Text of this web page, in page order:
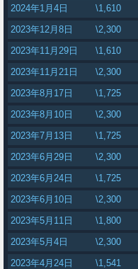
2024年1月4日
\1,610
2023年12月8日
\2,300
2023年11月29日
\1,610
2023年11月21日
\2,300
2023年8月17日
\1,725
2023年8月10日
\2,300
2023年7月13日
\1,725
2023年6月29日
\2,300
2023年6月24日
\1,725
2023年6月10日
\2,300
2023年5月11日
\1,800
2023年5月4日
\2,300
2023年4月24日
\1,541